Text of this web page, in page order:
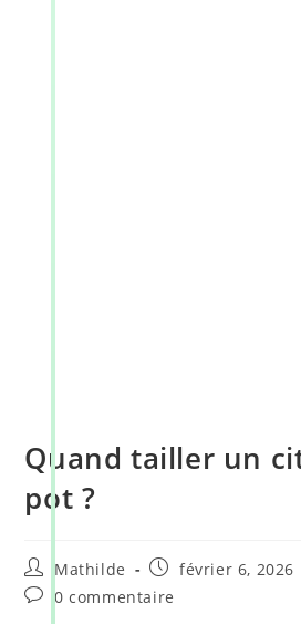
Quand tailler un
pot ?
Mathilde février 6, 2026
0 commentaire